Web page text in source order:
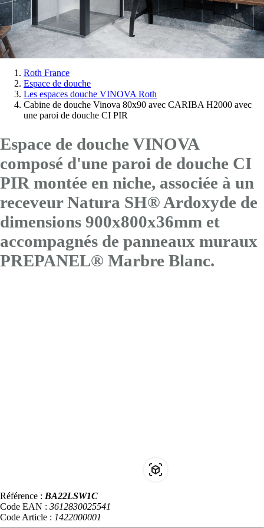
Vous
êtes
Roth France
Espace de douche
Les espaces douche VINOVA Roth
Cabine de douche Vinova 80x90 avec CARIBA H2000 avec
une paroi de douche CI PIR
Espace de douche VINOVA
composé d'une paroi de douche CI
PIR montée en niche, associée à un
receveur Natura SH® Ardoxyde de
dimensions 900x800x36mm et
accompagnés de panneaux muraux
PREPANEL® Marbre Blanc.
Référence : BA22LSW1C
Code EAN : 3612830025541
Code Article : 1422000001